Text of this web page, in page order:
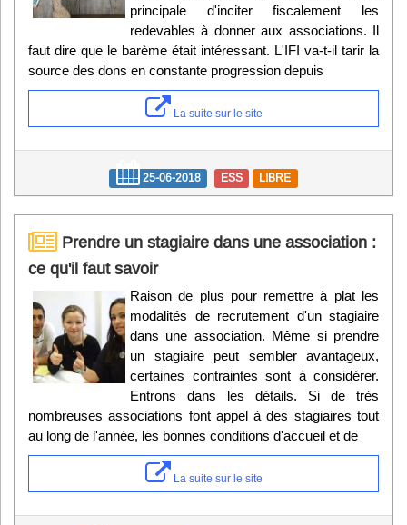
principale d'inciter fiscalement les
redevables à donner aux associations. Il
faut dire que le barème était intéressant. L'IFI va-t-il tarir la
source des dons en constante progression depuis
La suite sur le site
25-06-2018 ESS LIBRE
Prendre un stagiaire dans une association :
ce qu'il faut savoir
Raison de plus pour remettre à plat les
modalités de recrutement d'un stagiaire
dans une association. Même si prendre
un stagiaire peut sembler avantageux,
certaines contraintes sont à considérer.
Entrons dans les détails. Si de très
nombreuses associations font appel à des stagiaires tout
au long de l'année, les bonnes conditions d'accueil et de
La suite sur le site